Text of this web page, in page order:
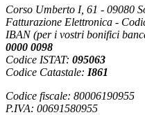
Corso Umberto I, 61 - 09080
Fatturazione Elettronica -
IBAN (per i vostri bonifici
0000 0098
Codice ISTAT: 095063
Codice Catastale: I861
Codice fiscale: 80006190955
P.IVA: 00691580955